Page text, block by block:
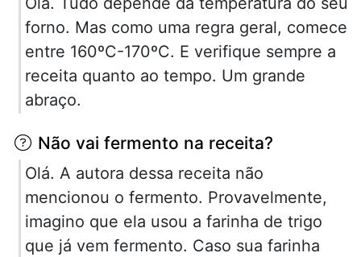
forno. Mas como uma regra geral, comece
entre 160ºC-170ºC. E verifique sempre a
receita quanto ao tempo. Um grande
abraço.
Não vai fermento na receita?
Olá. A autora dessa receita não
mencionou o fermento. Provavelmente,
imagino que ela usou a farinha de trigo
que já vem fermento. Caso sua farinha